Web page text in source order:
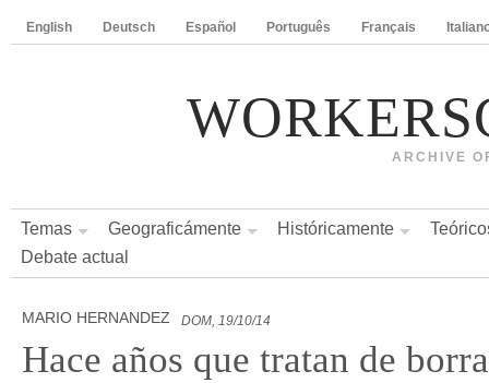
English Deutsch Español Português Français
ARCHIVE
Temas Geograficámente Históricamente
Debate actual
MARIO HERNANDEZ DOM, 19/10/14
Hace años que tratan de